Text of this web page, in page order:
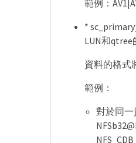
範例：
*
LUN和qtree
資料的格式
範例：
對於同一